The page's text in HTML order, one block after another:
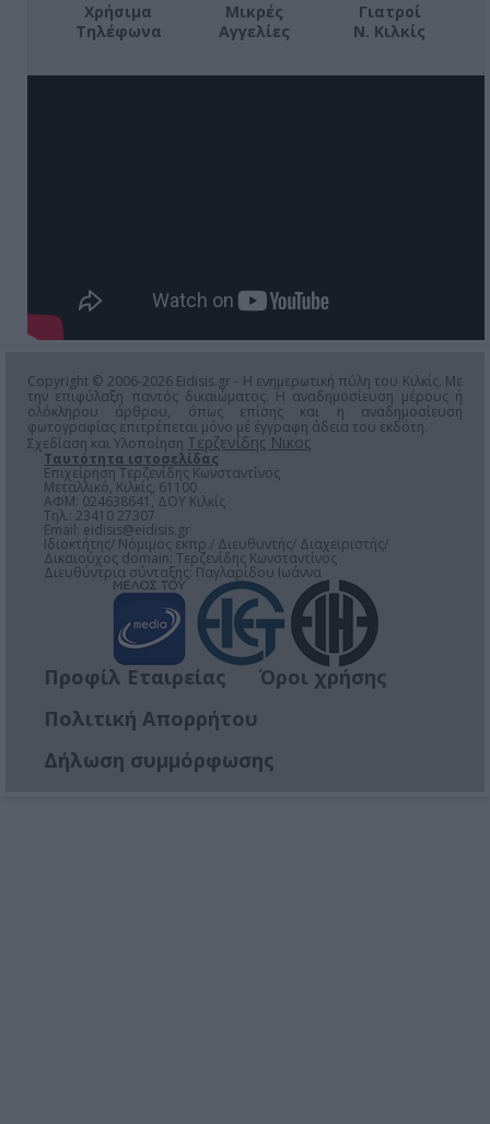
Χρήσιμα
Τηλέφωνα
Μικρές
Αγγελίες
Γιατροί
Ν. Κιλκίς
Copyright © 2006-2026 Eidisis.gr - Η ενημερωτική πύλη του Κιλκίς. Με
την επιφύλαξη παντός δικαιώματος. Η αναδημοσίευση μέρους ή
ολόκληρου άρθρου, όπως επίσης και η αναδημοσίευση
φωτογραφίας επιτρέπεται μόνο μέ έγγραφη άδεια του εκδότη.
Σχεδίαση και Υλοποίηση Τερζενίδης Νικος
Ταυτότητα ιστοσελίδας
Επιχείρηση Τερζενίδης Κωνσταντίνος
Μεταλλικό, Κιλκίς, 61100
ΑΦΜ: 024638641, ΔΟΥ Κιλκίς
Τηλ.: 23410 27307
Email: eidisis@eidisis.gr
Ιδιοκτήτης/ Νόμιμος εκπρ./ Διευθυντής/ Διαχειριστής/
Δικαιούχος domain: Τερζενίδης Κωνσταντίνος
Διευθύντρια σύνταξης: Παγλαρίδου Ιωάννα
Προφίλ Εταιρείας
Όροι χρήσης
Πολιτική Απορρήτου
Δήλωση συμμόρφωσης